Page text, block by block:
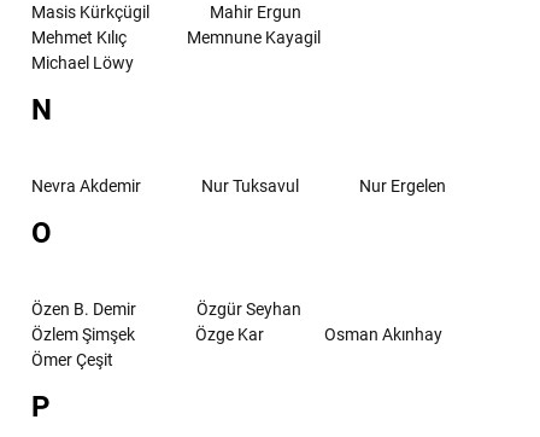
Masis Kürkçügil
Mahir Ergun
Mehmet Kılıç
Memnune Kayagil
Michael Löwy
N
Nevra Akdemir Nur Tuksavul Nur Ergelen
O
Özen B. Demir
Özgür Seyhan
Özlem Şimşek
Özge Kar
Osman Akınhay
Ömer Çeşit
P